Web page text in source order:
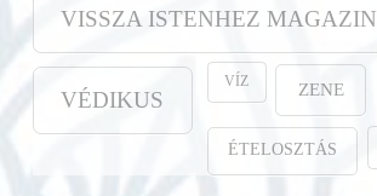
VISSZA ISTENHEZ MAGAZIN
VÉDIKUS
VÍZ ZENE
ÉTELOSZTÁS